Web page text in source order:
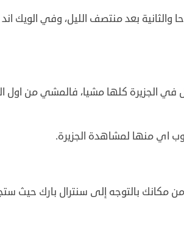
والثانية بعد منتصف الليل، وفي الويك
الجزيرة كلها مشيا، فالمشي من اول
اي منها لمشاهدة الجزيرة.
مكانك بالتوجه إلى سنترال بارك حيث